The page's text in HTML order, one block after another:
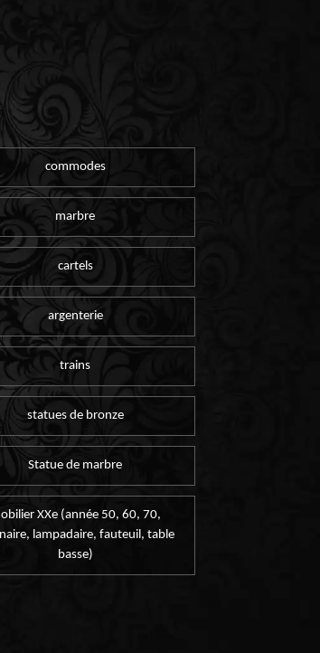
commodes
marbre
cartels
argenterie
trains
statues de bronze
Statue de marbre
XXe (année 50, 60, 70,
lampadaire, fauteuil, table
basse)